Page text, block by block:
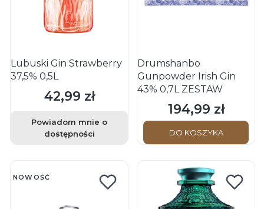
Lubuski Gin Strawberry
37,5% 0,5L
Cena
42,99 zł
Powiadom mnie o
dostępności
Drumshanbo
Gunpowder Irish Gin
43% 0,7L ZESTAW
Cena
194,99 zł
DO KOSZYKA
NOWOŚĆ